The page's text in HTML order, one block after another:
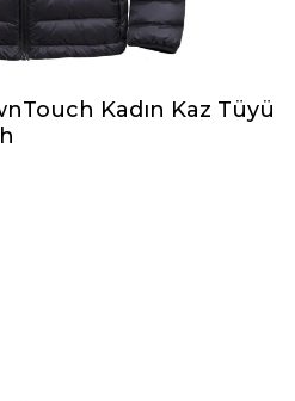
Kadın Kaz Tüyü